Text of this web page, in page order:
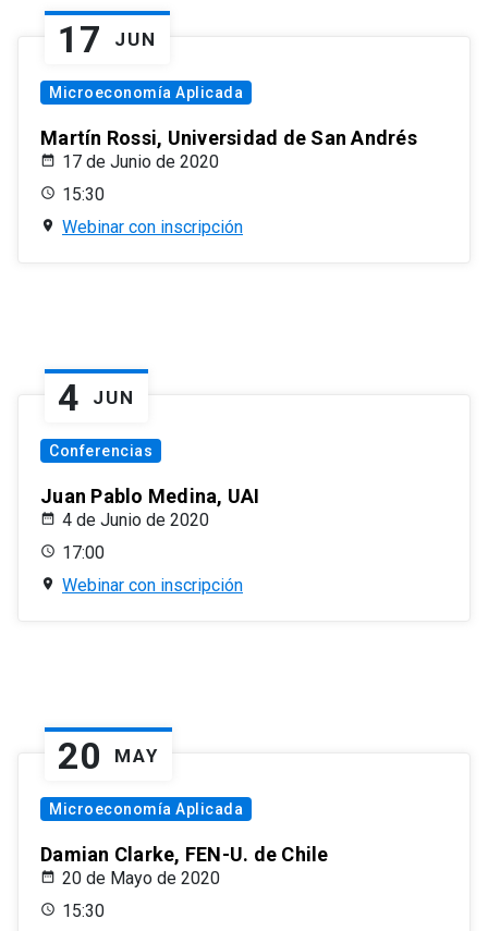
17 JUN
Microeconomía Aplicada
Martín Rossi, Universidad de San Andrés
17 de Junio de 2020
15:30
Webinar con inscripción
4 JUN
Conferencias
Juan Pablo Medina, UAI
4 de Junio de 2020
17:00
Webinar con inscripción
20 MAY
Microeconomía Aplicada
Damian Clarke, FEN-U. de Chile
20 de Mayo de 2020
15:30